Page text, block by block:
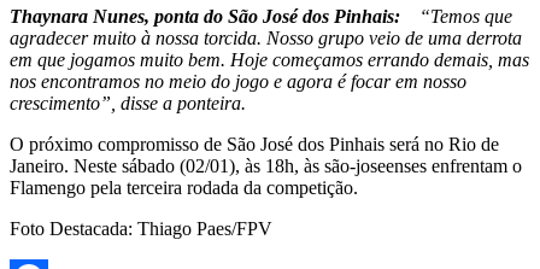
Thaynara Nunes, ponta do São José dos Pinhais: “Temos que
agradecer muito à nossa torcida. Nosso grupo veio de uma derrota
em que jogamos muito bem. Hoje começamos errando demais, mas
nos encontramos no meio do jogo e agora é focar em nosso
crescimento”, disse a ponteira.
O próximo compromisso de São José dos Pinhais será no Rio de
Janeiro. Neste sábado (02/01), às 18h, às são-joseenses enfrentam o
Flamengo pela terceira rodada da competição.
Foto Destacada: Thiago Paes/FPV